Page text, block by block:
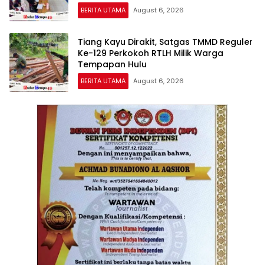
BERITA UTAMA August 6, 2026
Tiang Kayu Dirakit, Satgas TMMD Reguler
Ke-129 Perkokoh RTLH Milik Warga
Tempapan Hulu
BERITA UTAMA August 6, 2026